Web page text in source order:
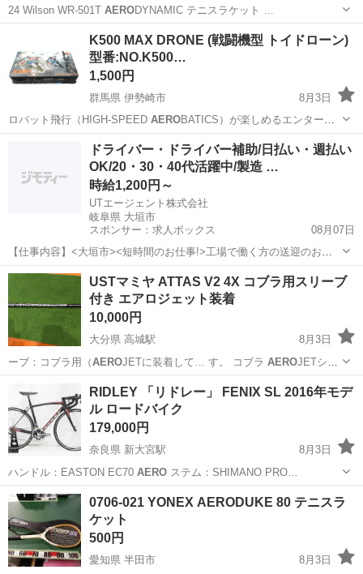
24 Wilson WR-501T AERO
テニスラケット
K500 MAX DRONE (戦闘機型 トイドローン)
型番:NO.K500…
1,500円
群馬県 伊勢崎市
8月3日
ロバット飛行（HIGH-SPEED AEROBATICS）が楽しめるエンターテ
イ…
伊勢崎市 おもちゃ MAX
ドライバー・ドライバー補助/日払い・週払い
OK/20・30・40代活躍中/製造 …
時給1,200円～
UTエージェント株式会社
岐阜県 大垣市
スポンサー：求人ボックス
08月07日
【仕事内容】<大垣市><短時間のお仕事!>工場で働く方の送迎のお仕
事 第一種普通自動車免許があればOK!残業ほぼなし <履歴書不要 オン
ライン面接OK><入社キャンペーン実施中!> <業種> 機械・精密機器・
金属 <仕事内容> 電...
アルバイト・パート
USTマミヤ ATTAS V2 4X コブラ用スリーブ
付き エアロジェット装着
10,000円
大分県 高城駅
8月3日
ーブ：コブラ用（AERO JETに装着して… す。 コブラ AEROJETシリ
ーズな…
ゴルフ
RIDLEY 「リドレー」 FENIX SL 2016年モデ
ル ロードバイク
179,000円
奈良県 新大宮駅
8月3日
ハンドル：EASTON EC70 AERO ステム：SHIMANO PRO…
奈良 奈良市
0706-021 YONEX AERODUKE 80 テニスラ
ケット
500円
愛知県 半田市
8月3日